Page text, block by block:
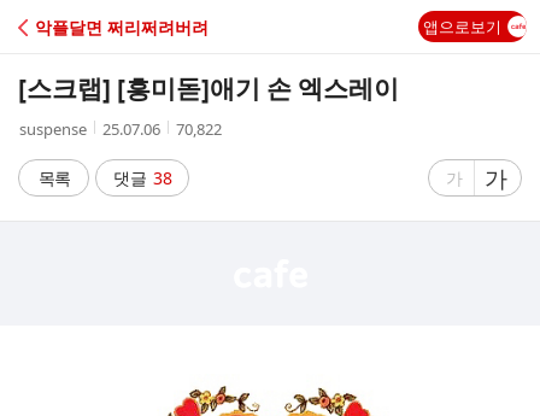
C
A
악플달면 쩌리쩌려버려 앱으로보기
[스크랩] [흥미돋]애기 손 엑스레이
작
자
suspense
작
시
간
25.07.06
조
수
70,822
목록 댓글 38
글
가
글
자
가